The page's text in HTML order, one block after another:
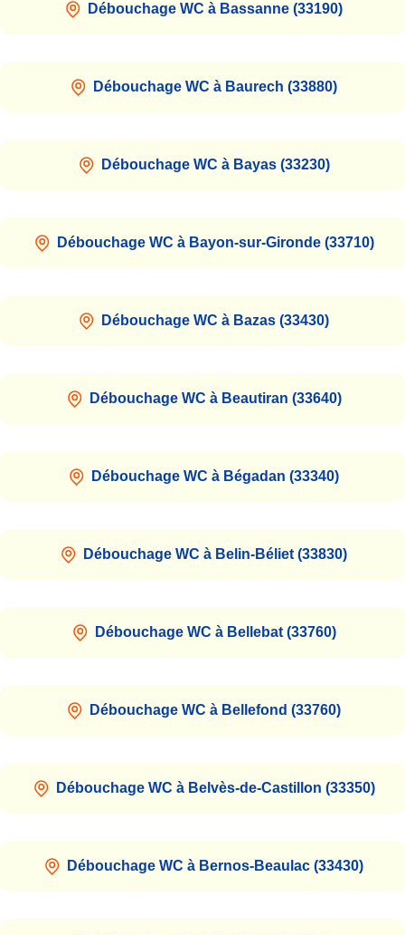
Débouchage WC à Bassanne (33190)
Débouchage WC à Baurech (33880)
Débouchage WC à Bayas (33230)
Débouchage WC à Bayon-sur-Gironde (33710)
Débouchage WC à Bazas (33430)
Débouchage WC à Beautiran (33640)
Débouchage WC à Bégadan (33340)
Débouchage WC à Belin-Béliet (33830)
Débouchage WC à Bellebat (33760)
Débouchage WC à Bellefond (33760)
Débouchage WC à Belvès-de-Castillon (33350)
Débouchage WC à Bernos-Beaulac (33430)